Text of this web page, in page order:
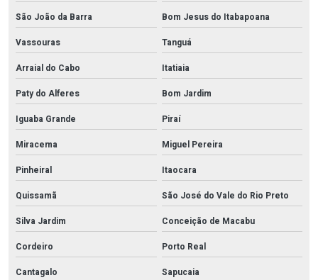
São João da Barra
Bom Jesus do Itabapoana
Vassouras
Tanguá
Arraial do Cabo
Itatiaia
Paty do Alferes
Bom Jardim
Iguaba Grande
Piraí
Miracema
Miguel Pereira
Pinheiral
Itaocara
Quissamã
São José do Vale do Rio Preto
Silva Jardim
Conceição de Macabu
Cordeiro
Porto Real
Cantagalo
Sapucaia